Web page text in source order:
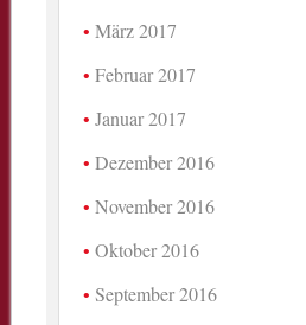
März 2017
Februar 2017
Januar 2017
Dezember 2016
November 2016
Oktober 2016
September 2016